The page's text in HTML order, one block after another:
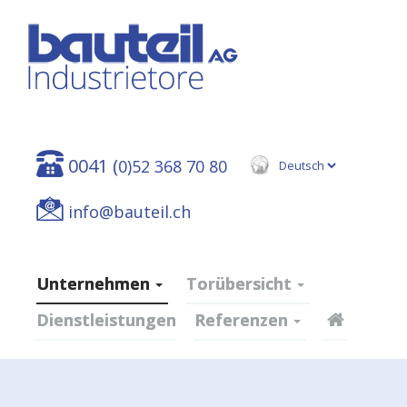
0041 (0)52 368 70 80
info@bauteil.ch
Unternehmen
Torübersicht
Dienstleistungen
Referenzen